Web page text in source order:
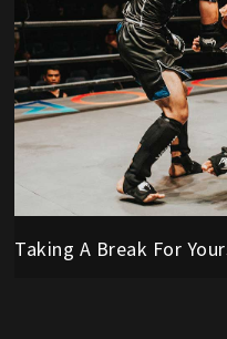
Taking A Break For